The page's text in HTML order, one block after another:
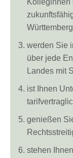
Kolleginnen
werden Sie
über jede
Landes mit
ist Ihnen
genießen
stehen